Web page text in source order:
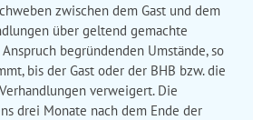
zwischen dem Gast und dem
über geltend gemachte
begründenden Umstände, so
bis der Gast oder der BHB bzw. die
verweigert. Die
drei Monate nach dem Ende der